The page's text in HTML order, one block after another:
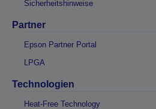
Sicherheitshinweise
Partner
Epson Partner Portal
LPGA
Technologien
Heat-Free Technology